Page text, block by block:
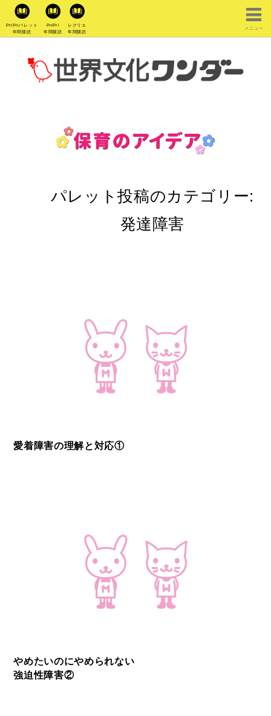
PriPriパレット
年間購読
PriPri
年間購読
レクリエ
年間購読
メニュー
パレット投稿のカテゴリー:
発達障害
愛着障害の理解と対応①
やめたいのにやめられない
強迫性障害②